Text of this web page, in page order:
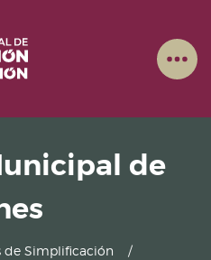
de
de Simplificación